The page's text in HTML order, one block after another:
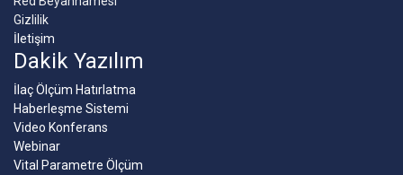
Gizlilik
İletişim
Dakik Yazılım
İlaç Ölçüm Hatırlatma
Haberleşme Sistemi
Video Konferans
Webinar
Vital Parametre Ölçüm